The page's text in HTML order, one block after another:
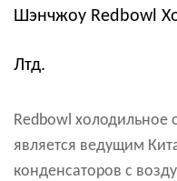
Шэнчжоу Redbowl
Лтд.
Redbowl холодильное
является ведущим
конденсаторов с